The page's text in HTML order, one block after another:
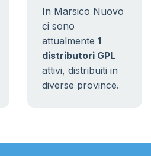
In Marsico Nuovo
ci sono
attualmente 1
distributori GPL
attivi, distribuiti in
diverse province.